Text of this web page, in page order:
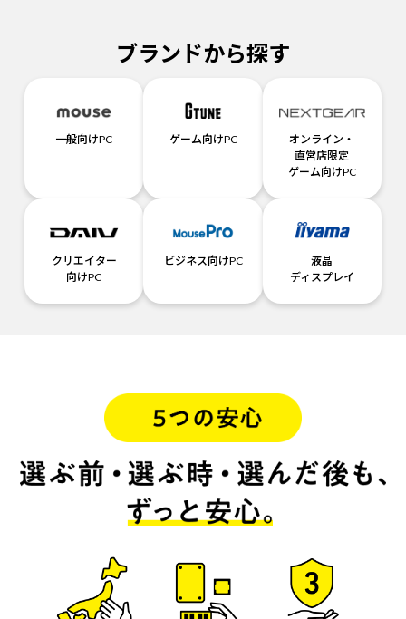
ブランドから探す
一般向けPC ゲーム向けPC
オンライン・
直営店限定
ゲーム向けPC
クリエイター
向けPC
ビジネス向けPC
液晶
ディスプレイ